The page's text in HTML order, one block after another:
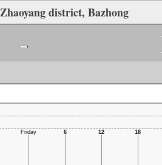
district, Bazhong
-